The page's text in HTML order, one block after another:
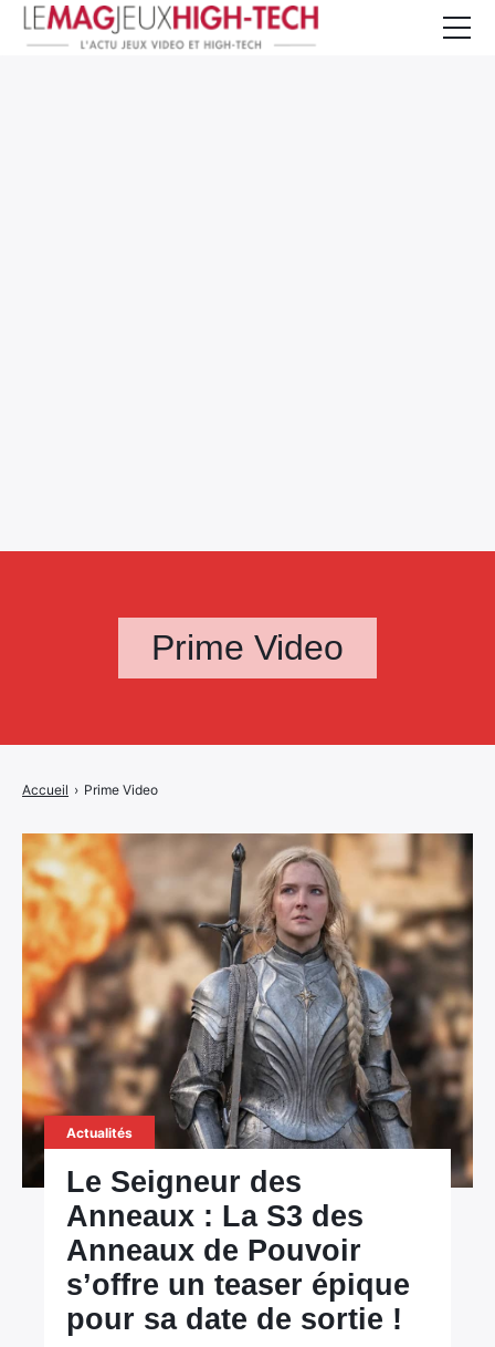
Prime Video
Accueil › Prime Video
Actualités
Le Seigneur des
Anneaux : La S3 des
Anneaux de Pouvoir
s’offre un teaser épique
pour sa date de sortie !